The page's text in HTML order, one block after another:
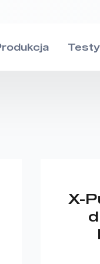
na wszystkie
X-